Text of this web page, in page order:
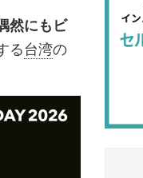
然にもビ
る台湾の